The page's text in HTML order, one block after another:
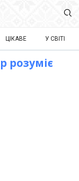
ЦІКАВЕ У СВІТІ
розуміє